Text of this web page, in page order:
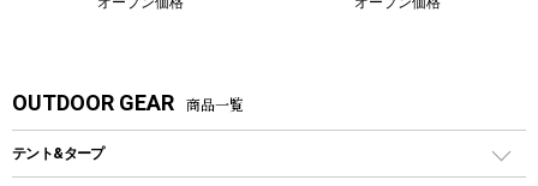
OUTDOOR GEAR 商品一覧
テント&タープ